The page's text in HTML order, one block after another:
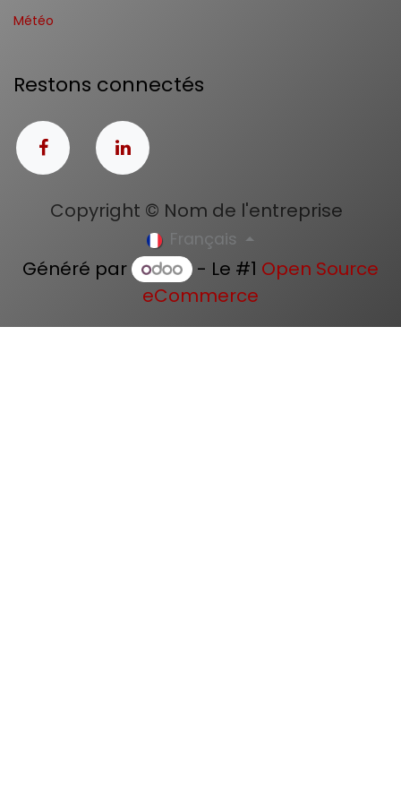
Météo
Restons connectés
Copyright © Nom de l'entreprise
Français
Généré par - Le #1 Open Source
eCommerce